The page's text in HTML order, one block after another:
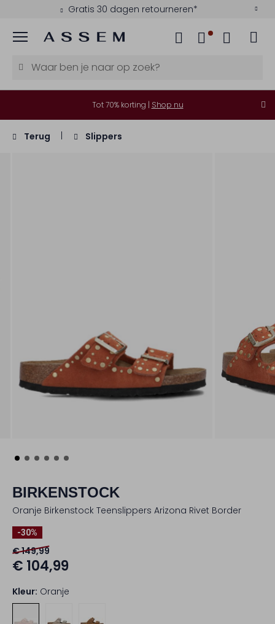
Gratis 30 dagen retourneren*
Menu
Tot 70% korting | Shop nu
Terug Slippers
BIRKENSTOCK
Oranje Birkenstock Teenslippers Arizona Rivet Border
-30%
€ 149,99
€ 104,99
Kleur: Oranje